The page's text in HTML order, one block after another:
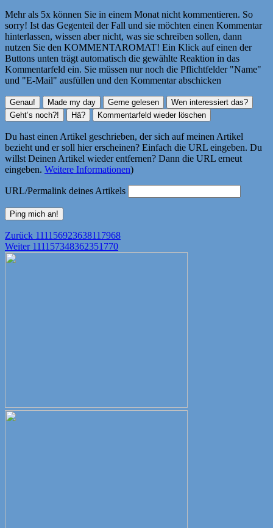
Mehr als 5x können Sie in einem Monat nicht kommentieren. So
sorry! Ist das Gegenteil der Fall und sie möchten einen Kommentar
hinterlassen, wissen aber nicht, was sie schreiben sollen, dann
nutzen Sie den KOMMENTAROMAT! Ein Klick auf einen der
Buttons unten trägt automatisch die gewählte Reaktion in das
Kommentarfeld ein. Sie müssen nur noch die Pflichtfelder "Name"
und "E-Mail" ausfüllen und den Kommentar abschicken
Du hast einen Artikel geschrieben, der sich auf meinen Artikel
bezieht und er soll hier erscheinen? Einfach die URL eingeben. Du
willst Deinen Artikel wieder entfernen? Dann die URL erneut
eingeben. Weitere Informationen)
URL/Permalink deines Artikels
Beitragsnavigation
Zurück Vorheriger
Beitrag:
111156923638117968
Weiter Nächster
111157348362351770